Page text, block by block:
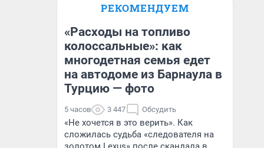
РЕКОМЕНДУЕМ
«Расходы на топливо
колоссальные»: как
многодетная семья едет
на автодоме из Барнаула в
Турцию — фото
5 часов 3 447 Обсудить
«Не хочется в это верить». Как
сложилась судьба «следователя на